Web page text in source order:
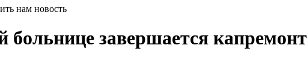
нам новость
больнице завершается